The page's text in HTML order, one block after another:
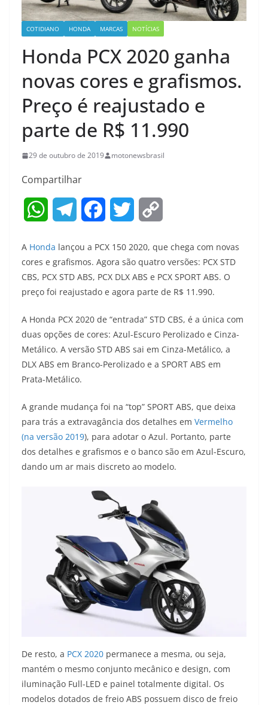
COTIDIANO HONDA MARCAS NOTÍCIAS
Honda PCX 2020 ganha
novas cores e grafismos.
Preço é reajustado e
parte de R$ 11.990
29 de outubro de 2019 motonewsbrasil
Compartilhar
W
a
t
p
p
l
e
r
a
m
c
e
o
i
t
e
r
p
y
i
n
A Honda lançou a PCX 150 2020, que chega com novas
cores e grafismos. Agora são quatro versões: PCX STD
CBS, PCX STD ABS, PCX DLX ABS e PCX SPORT ABS. O
preço foi reajustado e agora parte de R$ 11.990.
A Honda PCX 2020 de “entrada” STD CBS, é a única com
duas opções de cores: Azul-Escuro Perolizado e Cinza-
Metálico. A versão STD ABS sai em Cinza-Metálico, a
DLX ABS em Branco-Perolizado e a SPORT ABS em
Prata-Metálico.
A grande mudança foi na “top” SPORT ABS, que deixa
para trás a extravagância dos detalhes em Vermelho
(na versão 2019), para adotar o Azul. Portanto, parte
dos detalhes e grafismos e o banco são em Azul-Escuro,
dando um ar mais discreto ao modelo.
De resto, a PCX 2020 permanece a mesma, ou seja,
mantém o mesmo conjunto mecânico e design, com
iluminação Full-LED e painel totalmente digital. Os
modelos dotados de freio ABS possuem disco de freio